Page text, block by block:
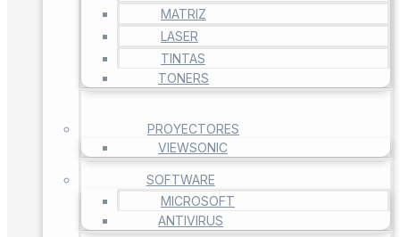
MATRIZ
LASER
TINTAS
TONERS
PROYECTORES
VIEWSONIC
SOFTWARE
MICROSOFT
ANTIVIRUS